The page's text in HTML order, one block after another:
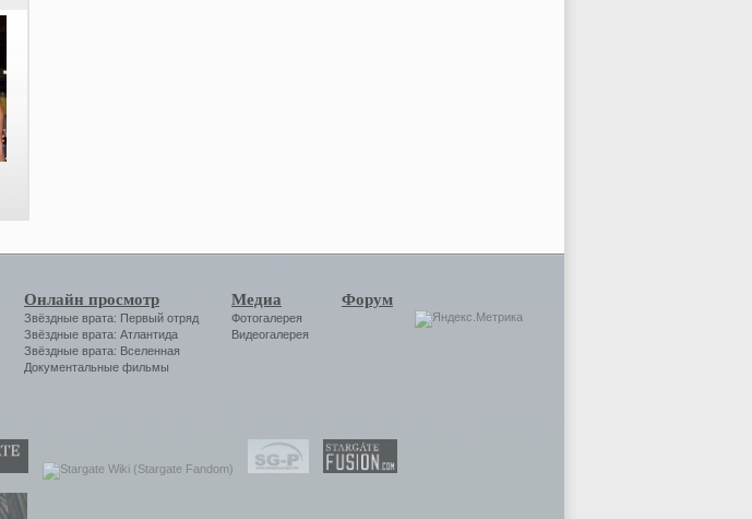
Онлайн просмотр
Звёздные врата: Первый отряд
Звёздные врата: Атлантида
Звёздные врата: Вселенная
Документальные фильмы
Медиа
Фотогалерея
Видеогалерея
Форум